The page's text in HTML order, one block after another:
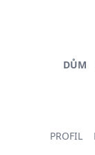
DŮM
PROFIL